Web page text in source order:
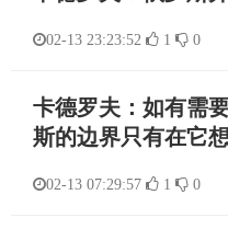
02-13 23:23:52 1 0
卡德罗夫：如有需
斯的边界只有在它
02-13 07:29:57 1 0